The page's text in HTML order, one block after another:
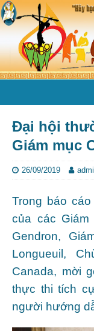
Đại hội
Giám mục
26/09/2019
Trong báo
của các
Gendron,
Longueuil,
Canada, mời
thực thi tích
người hướng